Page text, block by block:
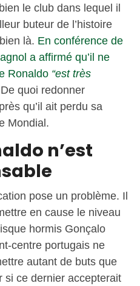
le club dans lequel il
buteur de l’histoire
là. En conférence de
a affirmé qu’il ne
Ronaldo “est très
quoi redonner
qu’il ait perdu sa
Mondial.
n’est
pose un problème. Il
en cause le niveau
hormis Gonçalo
centre portugais ne
autant de buts que
si ce dernier accepterait